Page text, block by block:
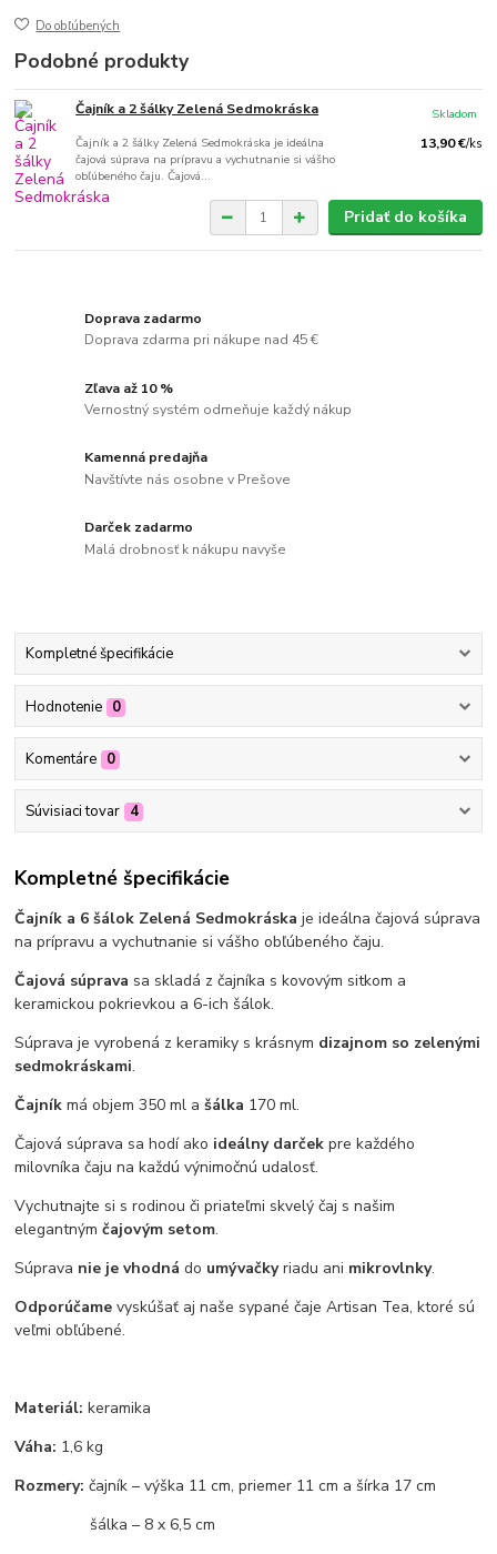
Do obľúbených
Podobné produkty
Čajník a 2 šálky Zelená Sedmokráska
Čajník a 2 šálky Zelená Sedmokráska je ideálna
čajová súprava na prípravu a vychutnanie si vášho
obľúbeného čaju. Čajová...
13,90 €/ks
Skladom
Pridať do košíka
Doprava zadarmo
Doprava zdarma pri nákupe nad 45 €
Zľava až 10 %
Vernostný systém odmeňuje každý nákup
Kamenná predajňa
Navštívte nás osobne v Prešove
Darček zadarmo
Malá drobnosť k nákupu navyše
Kompletné špecifikácie
Hodnotenie 0
Komentáre 0
Súvisiaci tovar 4
Kompletné špecifikácie
Čajník a 6 šálok Zelená Sedmokráskaje ideálna čajová súprava
na prípravu a vychutnanie si vášho obľúbeného čaju.
Čajová súprava sa skladá z čajníka s kovovým sitkom a
keramickou pokrievkou a 6-ich šálok.
Súprava je vyrobená z keramiky s krásnym dizajnom so zelenými
sedmokráskami.
Čajníkmá objem 350 ml ašálka 170 ml.
Čajová súprava sa hodí ako ideálny darček pre každého
milovníka čaju na každú výnimočnú udalosť.
Vychutnajte si s rodinou či priateľmi skvelý čaj s našim
elegantnýmčajovým setom.
Súprava nie je vhodnádo umývačkyriadu ani mikrovlnky.
Odporúčamevyskúšať aj naše sypané čaje Artisan Tea, ktoré sú
veľmi obľúbené.
Materiál: keramika
Váha: 1,6 kg
Rozmery: čajník – výška 11 cm, priemer 11 cm a šírka 17 cm
šálka – 8 x 6,5 cm